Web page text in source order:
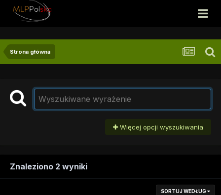
Strona główna
Więcej opcji wyszukiwania
Znaleziono 2 wyniki
SORTUJ WEDŁUG